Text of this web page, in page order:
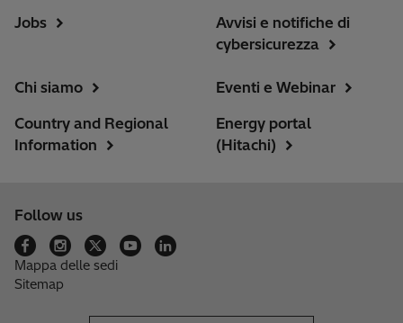
Jobs
Avvisi e notifiche di
cybersicurezza
Chi siamo
Country and Regional
Information
Eventi e Webinar
Energy portal
(Hitachi)
Follow us
Mappa delle sedi
Sitemap